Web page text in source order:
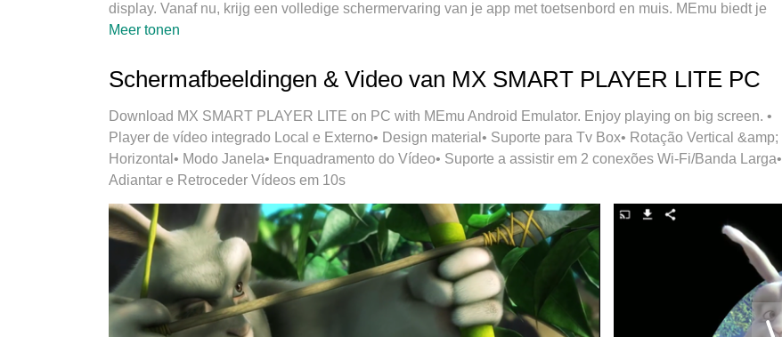
display. Vanaf nu, krijg een volledige schermervaring van je app met toetsenbord en muis. MEmu biedt je
alle verrassende functies die je verwachtte: snelle installatie en eenvoudige configuratie, intuïtieve
9 is de beste keuze voor het gebruik van MX SMART PLAYER LITE op je computer. MEmu multi-instance
manager maakt het mogelijk om tegelijkertijd 2 of meer accounts te openen. En het belangrijkste, onze
exclusieve emulatiemotor kan het volledige potentieel van je PC benutten, waardoor alles soepel en
plezierig wordt.
Meer tonen
Schermafbeeldingen & Video van MX SMART PLAYER LITE PC
Download MX SMART PLAYER LITE on PC with MEmu Android Emulator. Enjoy playing on big screen. •
Player de vídeo integrado Local e Externo• Design material• Suporte para Tv Box• Rotação Vertical &amp;
Horizontal• Modo Janela• Enquadramento do Vídeo• Suporte a assistir em 2 conexões Wi-Fi/Banda Larga•
Adiantar e Retroceder Vídeos em 10s